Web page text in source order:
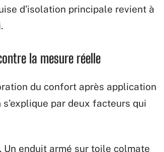
d’isolation principale revient à
la mesure réelle
du confort après application
par deux facteurs qui
Un enduit armé sur toile colmate